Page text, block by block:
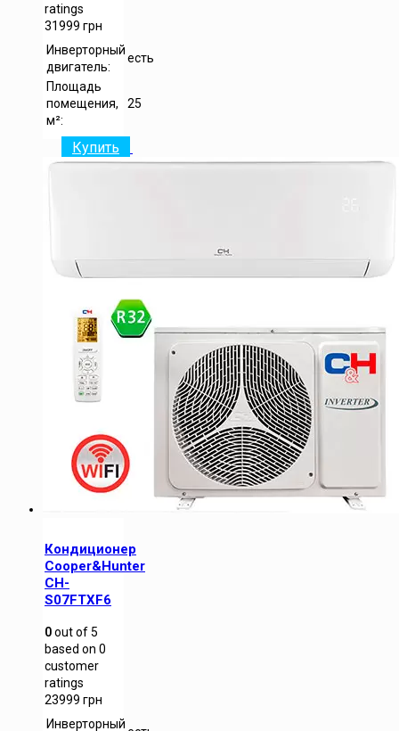
ratings
31999 грн
Инверторный
двигатель:
есть
Площадь
помещения,
м²:
25
Купить
Кондиционер
Cooper&Hunter
CH-
S07FTXF6
0out of5
based on 0
customer
ratings
23999 грн
Инверторный